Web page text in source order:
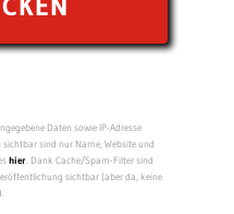
Daten sowie IP-Adresse
sind nur Name, Website und
hier. Dank Cache/Spam-Filter sind
sichtbar (aber da, keine